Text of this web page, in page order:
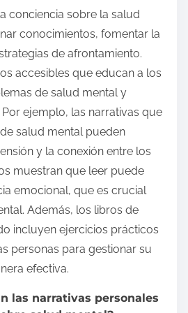
conciencia sobre la salud
conocimientos, fomentar la
de afrontamiento.
accesibles que educan a los
de salud mental y
ejemplo, las narrativas que
salud mental pueden
y la conexión entre los
muestran que leer puede
emocional, que es crucial
Además, los libros de
incluyen ejercicios prácticos
personas para gestionar su
efectiva.
las narrativas personales